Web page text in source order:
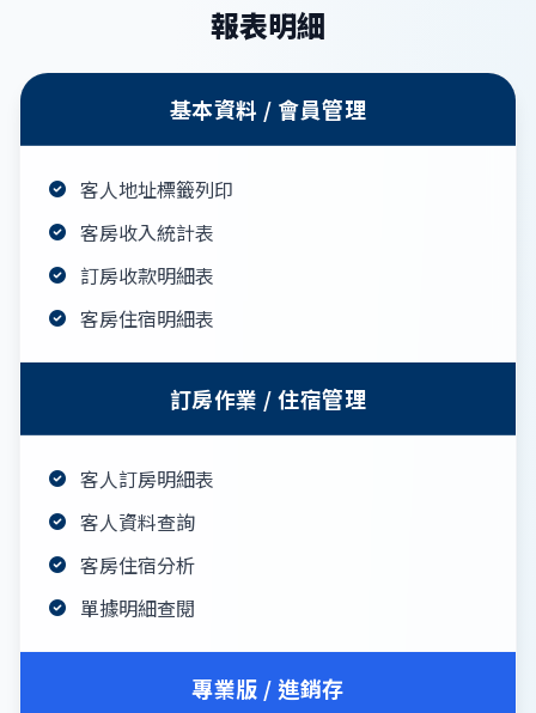
報表明細
基本資料 / 會員管理
客人地址標籤列印
客房收入統計表
訂房收款明細表
客房住宿明細表
訂房作業 / 住宿管理
客人訂房明細表
客人資料查詢
客房住宿分析
單據明細查閱
專業版 / 進銷存